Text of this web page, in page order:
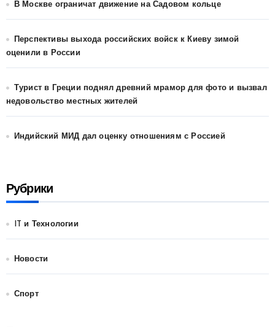
В Москве ограничат движение на Садовом кольце
Перспективы выхода российских войск к Киеву зимой
оценили в России
Турист в Греции поднял древний мрамор для фото и вызвал
недовольство местных жителей
Индийский МИД дал оценку отношениям с Россией
Рубрики
IT и Технологии
Новости
Спорт